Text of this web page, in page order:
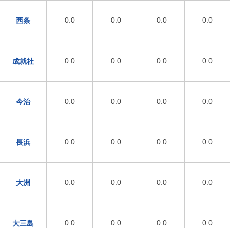
西条 0.0 0.0 0.0 0.0
成就社 0.0 0.0 0.0 0.0
今治 0.0 0.0 0.0 0.0
長浜 0.0 0.0 0.0 0.0
大洲 0.0 0.0 0.0 0.0
大三島 0.0 0.0 0.0 0.0